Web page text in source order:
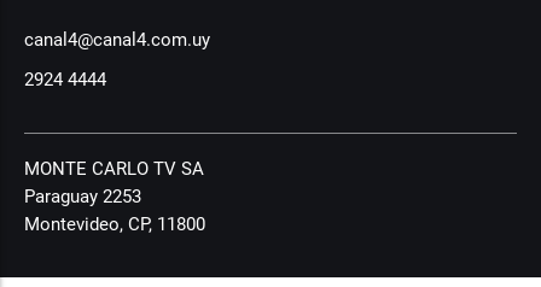
canal4@canal4.com.uy
2924 4444
MONTE CARLO TV SA
Paraguay 2253
Montevideo, CP, 11800